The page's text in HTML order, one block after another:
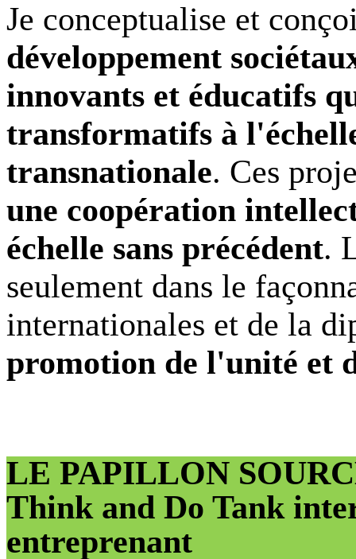
Je conceptualise et
développement
innovants et éducatifs
transformatifs à
transnationale. Ces
une coopération
échelle sans précédent.
seulement dans le
internationales et de la
promotion de l'unité et
LE PAPILLON
Think and Do Tank
entreprenant